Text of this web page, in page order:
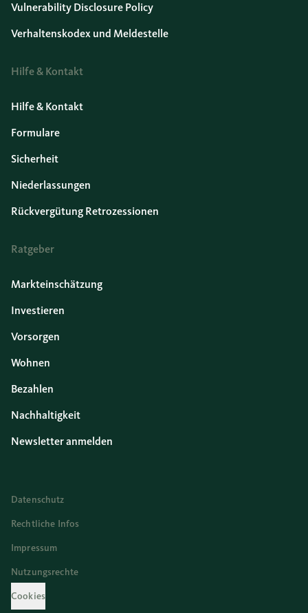
Vulnerability Disclosure Policy
Verhaltenskodex und Meldestelle
Hilfe & Kontakt
Hilfe & Kontakt
Formulare
Sicherheit
Niederlassungen
Rückvergütung Retrozessionen
Ratgeber
Markteinschätzung
Investieren
Vorsorgen
Wohnen
Bezahlen
Nachhaltigkeit
Newsletter anmelden
Datenschutz
Rechtliche Infos
Impressum
Nutzungsrechte
Cookies